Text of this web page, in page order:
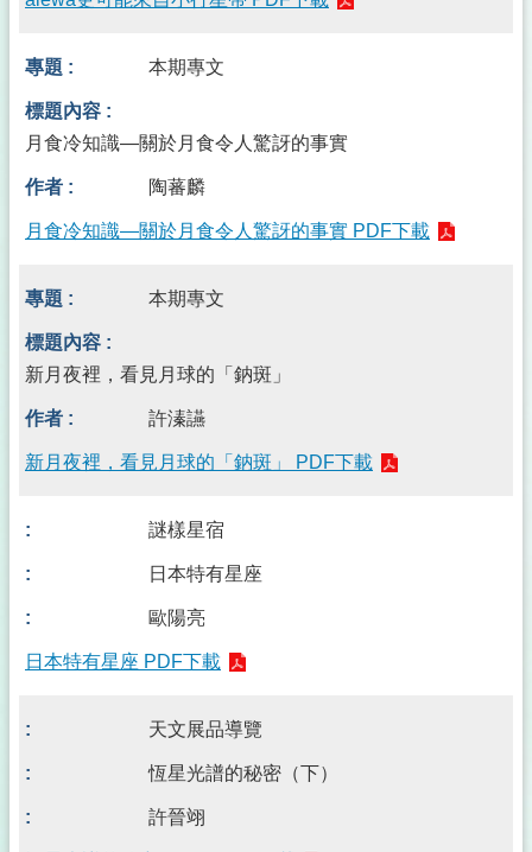
本期專文
月食冷知識—關於月食令人驚訝的事實
陶蕃麟
月食冷知識—關於月食令人驚訝的事實 PDF下載
本期專文
新月夜裡，看見月球的「鈉斑」
許溱讌
新月夜裡，看見月球的「鈉斑」 PDF下載
謎樣星宿
日本特有星座
歐陽亮
日本特有星座 PDF下載
天文展品導覽
恆星光譜的秘密（下）
許晉翊